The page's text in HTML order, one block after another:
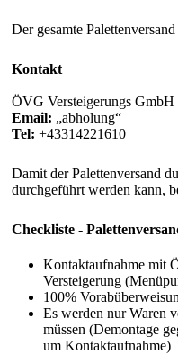
Der gesamte
Kontakt
ÖVG Versteigerungs GmbH
Email:
abholung
Tel: +43314221610
Damit der Palettenversand
durchgeführt werden kann,
Checkliste -
Kontaktaufnahme mit
Versteigerung
100%
Es werden nur Waren
müssen (Demontage
um Kontaktaufnahme)